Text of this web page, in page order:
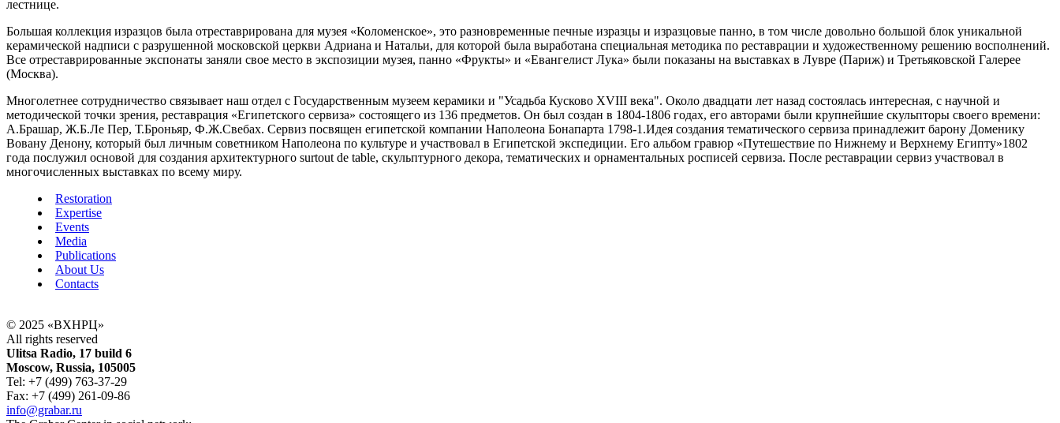
лестнице.
Большая коллекция изразцов была отреставрирована для музея «Коломенское», это разновременные печные изразцы и изразцовые панно, в том числе довольно большой блок уникальной
керамической надписи с разрушенной московской церкви Адриана и Натальи, для которой была выработана специальная методика по реставрации и художественному решению восполнений.
Все отреставрированные экспонаты заняли свое место в экспозиции музея, панно «Фрукты» и «Евангелист Лука» были показаны на выставках в Лувре (Париж) и Третьяковской Галерее
(Москва).
Многолетнее сотрудничество связывает наш отдел с Государственным музеем керамики и "Усадьба Кусково XVIII века". Около двадцати лет назад состоялась интересная, с научной и
методической точки зрения, реставрация «Египетского сервиза» состоящего из 136 предметов. Он был создан в 1804-1806 годах, его авторами были крупнейшие скульпторы своего времени:
А.Брашар, Ж.Б.Ле Пер, Т.Броньяр, Ф.Ж.Свебах. Сервиз посвящен египетской компании Наполеона Бонапарта 1798-1.Идея создания тематического сервиза принадлежит барону Доменику
Вовану Денону, который был личным советником Наполеона по культуре и участвовал в Египетской экспедиции. Его альбом гравюр «Путешествие по Нижнему и Верхнему Египту»1802
года послужил основой для создания архитектурного surtout de table, скульптурного декора, тематических и орнаментальных росписей сервиза. После реставрации сервиз участвовал в
многочисленных выставках по всему миру.
Restoration
Expertise
Events
Media
Publications
About Us
Contacts
© 2025 «ВХНРЦ»
All rights reserved
Ulitsa Radio, 17 build 6
Moscow, Russia, 105005
Tel: +7 (499) 763-37-29
Fax: +7 (499) 261-09-86
info@grabar.ru